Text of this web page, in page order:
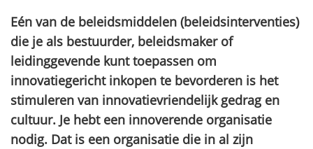
Eén van de beleidsmiddelen (beleidsinterventies)
die je als bestuurder, beleidsmaker of
leidinggevende kunt toepassen om
innovatiegericht inkopen te bevorderen is het
stimuleren van innovatievriendelijk gedrag en
cultuur. Je hebt een innoverende organisatie
nodig. Dat is een organisatie die in al zijn